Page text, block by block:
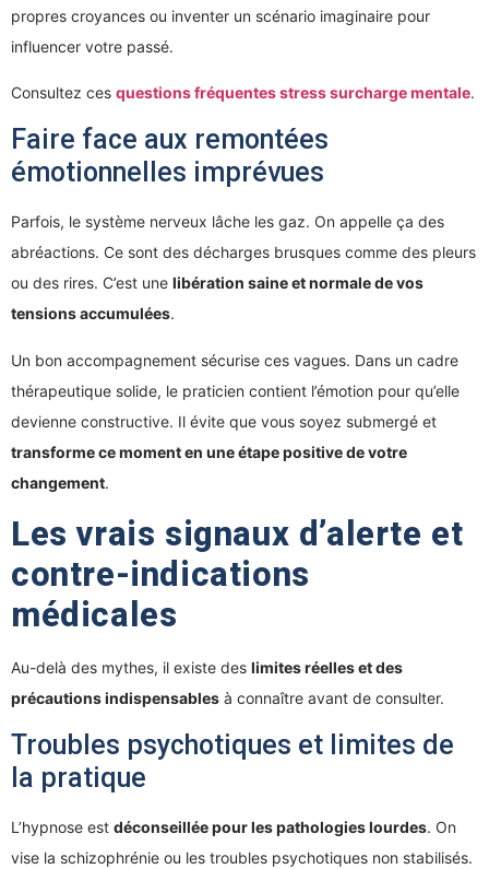
propres croyances ou inventer un scénario imaginaire pour
influencer votre passé.
Consultez ces questions fréquentes stress surcharge mentale.
Faire face aux remontées
émotionnelles imprévues
Parfois, le système nerveux lâche les gaz. On appelle ça des
abréactions. Ce sont des décharges brusques comme des pleurs
ou des rires. C’est une libération saine et normale de vos
tensions accumulées.
Un bon accompagnement sécurise ces vagues. Dans un cadre
thérapeutique solide, le praticien contient l’émotion pour qu’elle
devienne constructive. Il évite que vous soyez submergé et
transforme ce moment en une étape positive de votre
changement.
Les vrais signaux d’alerte et
contre-indications
médicales
Au-delà des mythes, il existe des limites réelles et des
précautions indispensables à connaître avant de consulter.
Troubles psychotiques et limites de
la pratique
L’hypnose est déconseillée pour les pathologies lourdes. On
vise la schizophrénie ou les troubles psychotiques non stabilisés.